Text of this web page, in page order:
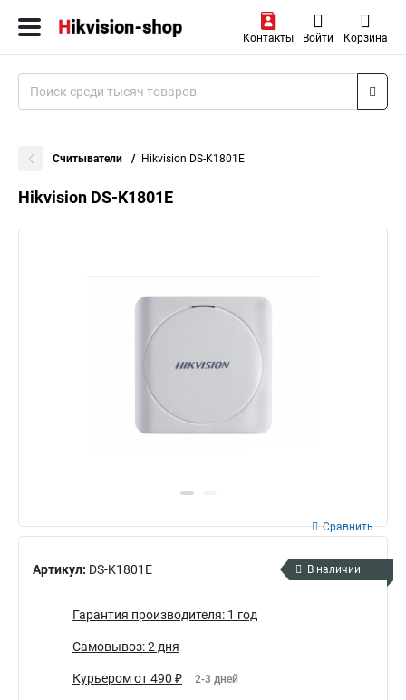
Контакты Войти Корзина
Считыватели Hikvision DS-K1801E
Hikvision DS-K1801E
Артикул: DS-K1801E
Сравнить
В наличии
Гарантия производителя: 1 год
Самовывоз: 2 дня
Курьером от 490 ₽ 2-3 дней